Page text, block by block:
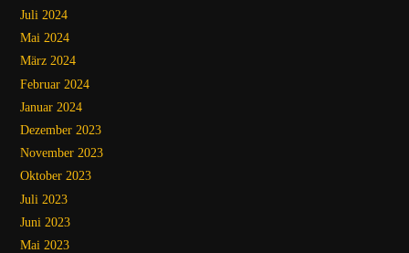
Juli 2024
Mai 2024
März 2024
Februar 2024
Januar 2024
Dezember 2023
November 2023
Oktober 2023
Juli 2023
Juni 2023
Mai 2023